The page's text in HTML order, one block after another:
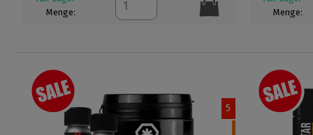
Menge:
Menge:
5